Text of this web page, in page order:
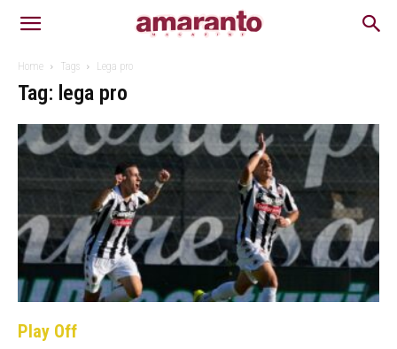
Home Tags Lega pro
Tag: lega pro
Play Off